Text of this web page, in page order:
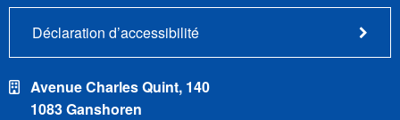
Déclaration d’accessibilité
Avenue Charles Quint, 140
1083 Ganshoren